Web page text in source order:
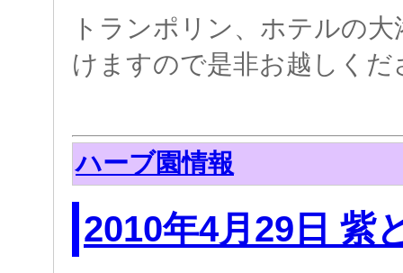
トランポリン、ホテルの
けますので是非お越しくだ
ハーブ園情報
2010年4月29日 紫